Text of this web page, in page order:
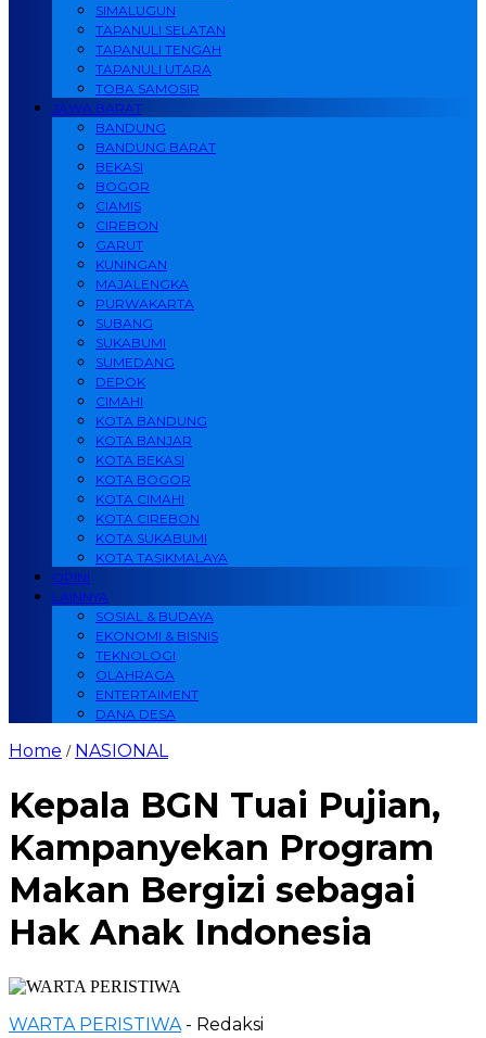
SIMALUGUN
TAPANULI SELATAN
TAPANULI TENGAH
TAPANULI UTARA
TOBA SAMOSIR
JAWA BARAT
BANDUNG
BANDUNG BARAT
BEKASI
BOGOR
CIAMIS
CIREBON
GARUT
KUNINGAN
MAJALENGKA
PURWAKARTA
SUBANG
SUKABUMI
SUMEDANG
DEPOK
CIMAHI
KOTA BANDUNG
KOTA BANJAR
KOTA BEKASI
KOTA BOGOR
KOTA CIMAHI
KOTA CIREBON
KOTA SUKABUMI
KOTA TASIKMALAYA
OPINI
LAINNYA
SOSIAL & BUDAYA
EKONOMI & BISNIS
TEKNOLOGI
OLAHRAGA
ENTERTAIMENT
DANA DESA
Home / NASIONAL
Kepala BGN Tuai Pujian,
Kampanyekan Program
Makan Bergizi sebagai
Hak Anak Indonesia
WARTA PERISTIWA - Redaksi